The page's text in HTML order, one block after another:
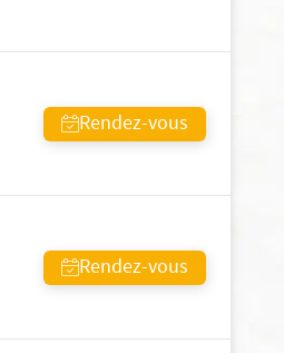
Rendez-vous
Rendez-vous